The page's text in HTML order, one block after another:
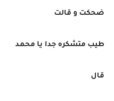
ضحكت و قالت
طيب متشكره جدا يا محمد
قال